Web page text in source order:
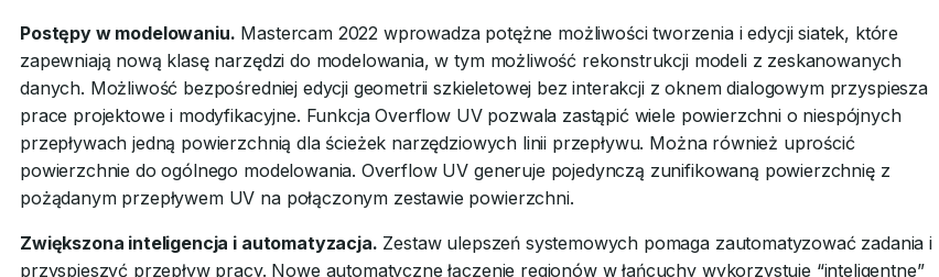
Postępy w modelowaniu. Mastercam 2022 wprowadza potężne możliwości tworzenia i edycji siatek, które
zapewniają nową klasę narzędzi do modelowania, w tym możliwość rekonstrukcji modeli z zeskanowanych
danych. Możliwość bezpośredniej edycji geometrii szkieletowej bez interakcji z oknem dialogowym przyspiesza
prace projektowe i modyfikacyjne. Funkcja Overflow UV pozwala zastąpić wiele powierzchni o niespójnych
przepływach jedną powierzchnią dla ścieżek narzędziowych linii przepływu. Można również uprościć
powierzchnie do ogólnego modelowania. Overflow UV generuje pojedynczą zunifikowaną powierzchnię z
pożądanym przepływem UV na połączonym zestawie powierzchni.
Zwiększona inteligencja i automatyzacja. Zestaw ulepszeń systemowych pomaga zautomatyzować zadania i
przyspieszyć przepływ pracy. Nowe automatyczne łączenie regionów w łańcuchy wykorzystuje “inteligentne”